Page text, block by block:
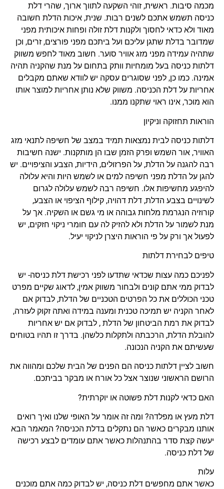
מכמה סיבות. ראשית, זוהי השקעה לתווך ארוך, שהרי דלת
כניסה תשמש אתכם לשנים רבות. שנית, איכות הדלת חשובה
מאוד ולא כדאי לחסוך ולקנות דלת זולה ופחות איכותית מפני
שמדובר בדלת שתגן עליכם ועל ביתכם מפני פורצים, זרים, וכן
שתהיה עמידה מפני מזג אוויר סוער. חשוב מאוד לחפש משווק
דלתות כניסה בעל מומחיות וותק בתחום על מנת שהקניה תהיה
אמינה. כמו כן, לפני שסוגרים עסקה יש לוודא שאתם מקבלים
אחריות על דלת הכניסה. משווק שלא נותן אחריות למוצר אותו
הוא מוכר, אינו ראוי שתקנו ממנו.
הוראות תחזוקה וניקיון
דלתות כניסה לבית נמצאות תמיד במצב של חשיפה לתנאי מזג
האוויר, אור השמש ופרק הזמן שבו הן מותקנות. ישנה חשיבות
רבה להגנה על הדלת, על הפרזולים, הידיות, הצבע והציפויים. יש
להגן על הדלת מפני חשיפה למים או לשמש היות והיא עלולה
להיפגע מחשיפות אלו. חשיפה רבה לשמש עלולה לגרום
לשינויים בצבע הדלת, דלת דהויה, קילוף הציפוי או הצבע,
קורוזיה הנגרמת מלחות גבוהה או מי גשם או השקיה. אך על
מנת לשמור על הדלת ולא להזיק לה עם חומרי ניקוי חזקים, יש
לפעול אך ורק על פי הוראות היצרן לניקוי יעיל.
טיפים לבחירת דלתות
לפניכם כמה עצות שכדאי שתדעו לפני רכישת דלת כניסה- יש
לבדוק ממי אתם קונים ולבחור משווק אמין, לדאוג שקיים מפרט
טכני הכוללים את כל הפרטים הטכניים של הדלת, לבדוק אם
לאחר הקניה יש תמיכה טכנית ומענה במידה ואתה זקוק לעזרה,
לבדוק את רמת הביטחון של הדלת , לבדוק אם יש אחריות
להובלת הדלת, הרכבתה ולתקלות כלשהן. בדרך זו תהיו בטוחים
שעשיתם את הקניה הנכונה.
חשוב לציין דלתות כניסה הם הפנים של הבית שלכם ומהווה את
הרושם הראשוני שנוצר אצל כל אורח או מבקר בביתכם.
האם כדאי לקנות דלת פשוטה או יוקרתית?
דלת מעץ או מפלדה? ומה זה אומר על האופי שלנו ואיך רואים
אותנו מבקרים כאשר הם נתקלים בדלת הכניסה? המאמר הבא
יעשה קצת סדר בהתנהלות כאשר אתם עומדים לבצע רכישה
של דלת כניסה.
עלות
כאשר אתם מחפשים דלת כניסה, יש לבדוק כמה אתם מוכנים